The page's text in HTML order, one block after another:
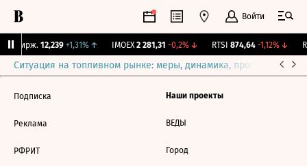
Войти
Бирж. 12,239 +1,31%↑ IMOEX 2 281,31 -0,2%↓ RTSI 874,64 -1,12%↓
Ситуация на топливном рынке: меры, динамика, прогнозы
Подписка
Реклама
РФРИТ
Наши проекты
ВЕДЫ
Город